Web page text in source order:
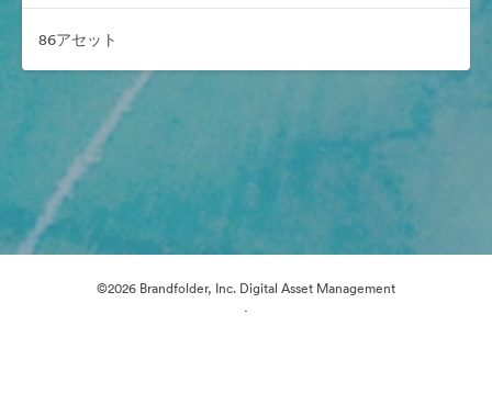
86アセット
©2026 Brandfolder, Inc. Digital Asset Management
·